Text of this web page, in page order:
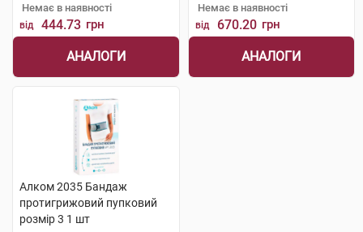
Немає в наявності
від 444.73 грн
АНАЛОГИ
Немає в наявності
від 670.20 грн
АНАЛОГИ
Алком 2035 Бандаж
протигрижовий пупковий
розмір 3 1 шт